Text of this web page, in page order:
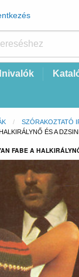
SZÓRAKOZTATÓ
ÉS A
FABE A